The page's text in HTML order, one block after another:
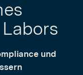
und